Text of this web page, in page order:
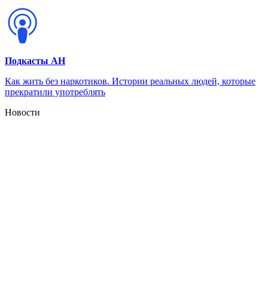
Подкасты АН
Как жить без наркотиков. Истории реальных людей, которые
прекратили употреблять
Новости